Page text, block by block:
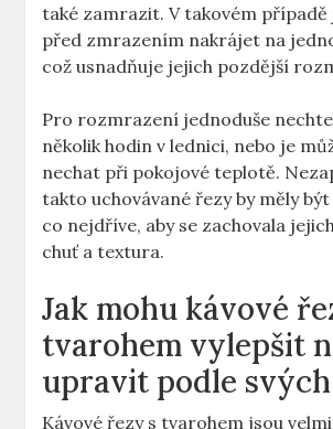
také zamrazit. V takovém případě
před zmrazením nakrájet na
což usnadňuje jejich pozdější
Pro rozmrazení jednoduše
několik hodin v lednici, nebo je
nechat při pokojové teplotě.
takto uchovávané řezy by měly
co nejdříve, aby se zachovala
chuť a textura.
Jak mohu kávové
tvarohem vylepšit
upravit podle
Kávové řezy s tvarohem jsou